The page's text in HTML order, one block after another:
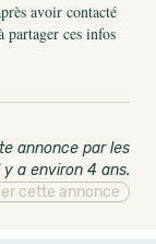
avoir contacté
partager ces infos
annonce par les
a environ 4 ans.
cette annonce